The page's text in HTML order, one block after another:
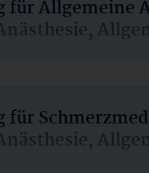
für Allgemeine
für